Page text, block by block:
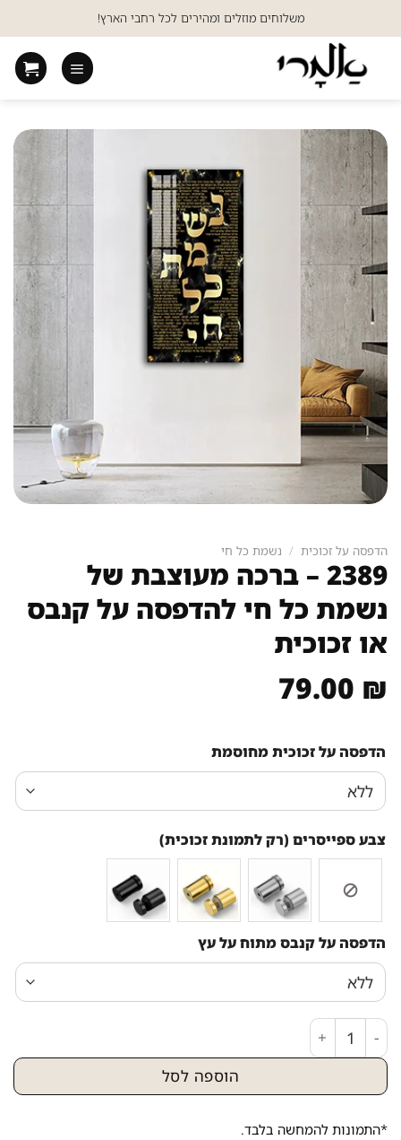
to
content
משלוחים מוזלים ומהירים לכל רחבי הארץ!
הדפסה על זכוכית / נשמת כל חי
2389 – ברכה מעוצבת של
נשמת כל חי להדפסה על קנבס
או זכוכית
79.00 ₪
הדפסה על זכוכית מחוסמת
צבע ספייסרים (רק לתמונת זכוכית)
הדפסה על קנבס מתוח על עץ
כמות של 2389 - ברכה מעוצבת של נשמת כל חי להדפסה על קנבס או זכוכית
הוספה לסל
*התמונות להמחשה בלבד.